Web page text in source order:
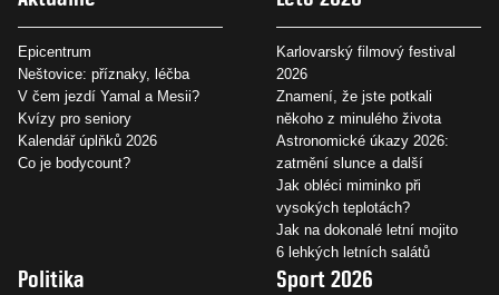
Epicentrum
Neštovice: příznaky, léčba
V čem jezdí Yamal a Mesii?
Kvízy pro seniory
Kalendář úplňků 2026
Co je bodycount?
Karlovarský filmový festival
2026
Znamení, že jste potkali
někoho z minulého života
Astronomické úkazy 2026:
zatmění slunce a další
Jak obléci miminko při
vysokých teplotách?
Jak na dokonalé letní mojito
6 lehkých letních salátů
Politika Sport 2026